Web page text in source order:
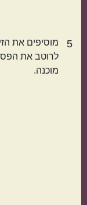
5
מוסיפים את
לרוטב את
מוכנה.